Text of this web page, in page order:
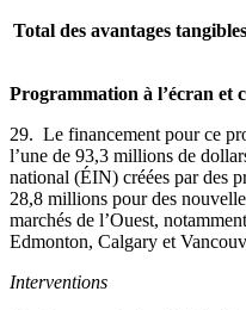
Total des avantages
Programmation à l’écran et
29. Le financement pour ce
l’une de 93,3 millions de
national (ÉIN) créées par des
28,8 millions pour des
marchés de l’Ouest,
Edmonton, Calgary et
Interventions